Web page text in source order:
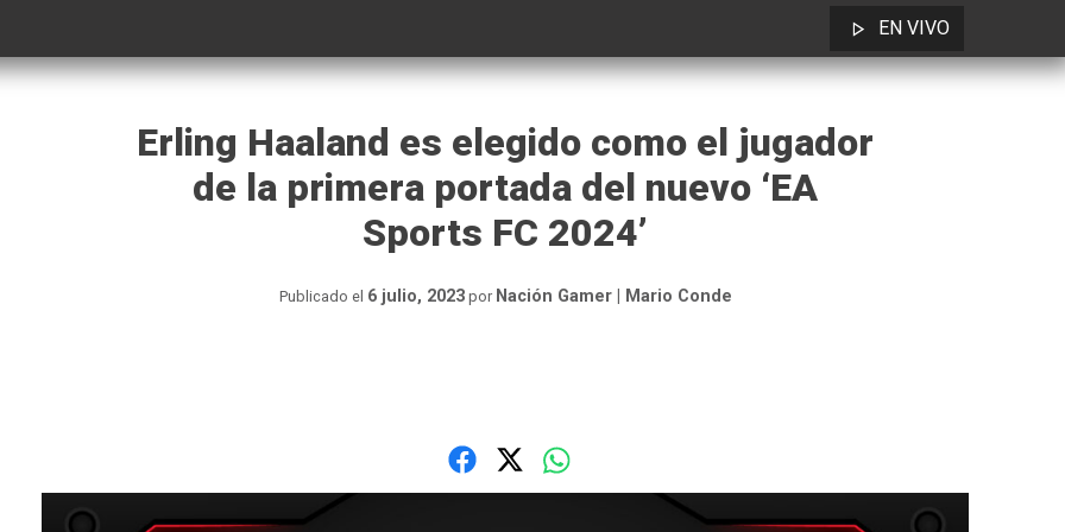
EN VIVO
Erling Haaland es elegido como el jugador
de la primera portada del nuevo ‘EA
Sports FC 2024’
Publicado el 6 julio, 2023por Nación Gamer | Mario Conde